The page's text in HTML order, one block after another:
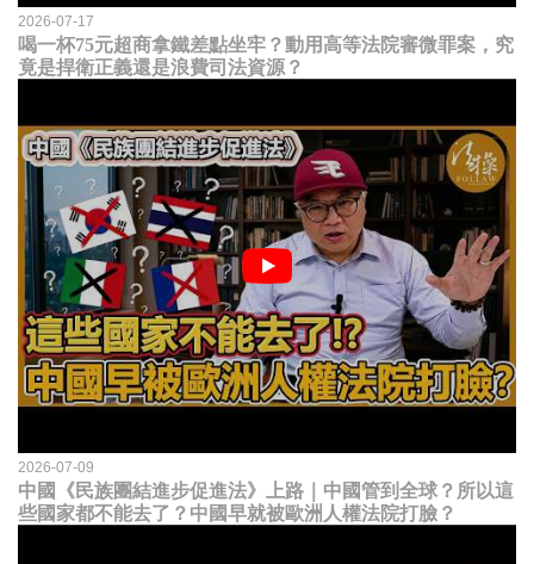
2026-07-17
喝一杯75元超商拿鐵差點坐牢？動用高等法院審微罪案，究
竟是捍衛正義還是浪費司法資源？
2026-07-09
中國《民族團結進步促進法》上路｜中國管到全球？所以這
些國家都不能去了？中國早就被歐洲人權法院打臉？